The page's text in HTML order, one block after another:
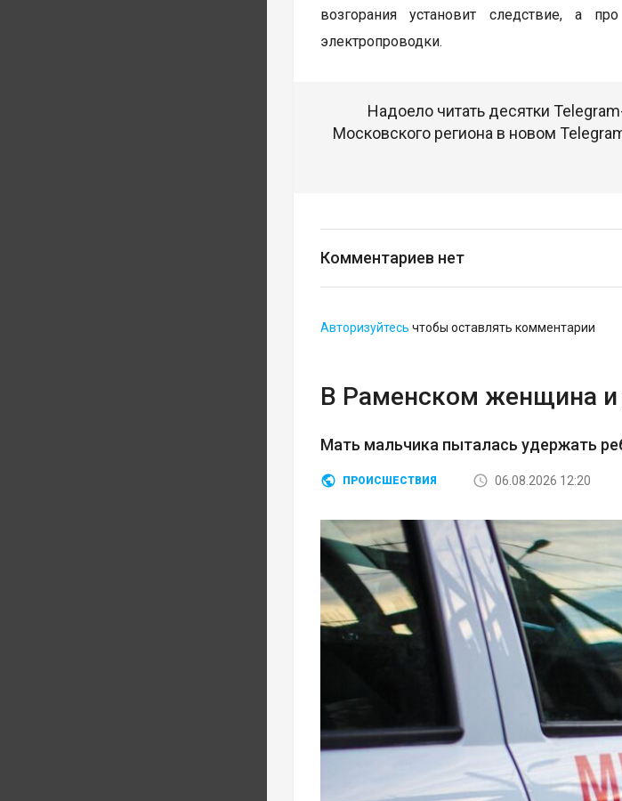
возгорания установит следствие, а
электропроводки.
Надоело читать десятки
Московского региона в новом
Комментариев нет
Авторизуйтесь чтобы оставлять комментарии
В Раменском женщина и
Мать мальчика пыталась удержать
ПРОИСШЕСТВИЯ 06.08.2026 12:20